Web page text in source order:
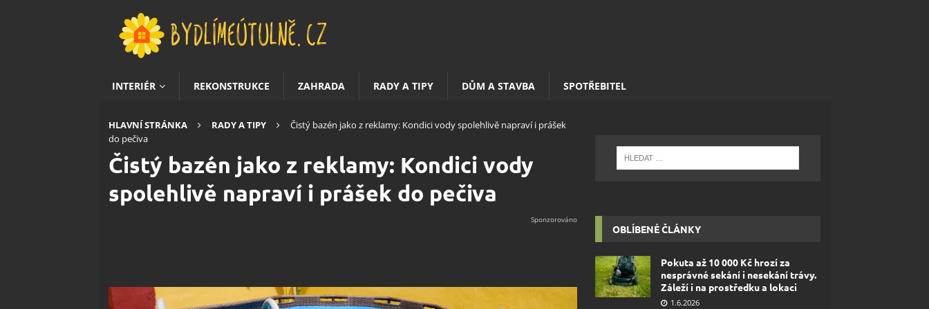
INTERIÉR REKONSTRUKCE ZAHRADA RADY A TIPY DŮM A STAVBA SPOTŘEBITEL
HLAVNÍ STRÁNKA RADY A TIPY
Čistý bazén jako z reklamy: Kondici vody spolehlivě napraví i prášek
do pečiva
Čistý bazén jako z reklamy: Kondici vody
spolehlivě napraví i prášek do pečiva
OBLÍBENÉ ČLÁNKY
Pokuta až 10 000 Kč hrozí za
nesprávné sekání i nesekání trávy.
Záleží i na prostředku a lokaci
1.6.2026